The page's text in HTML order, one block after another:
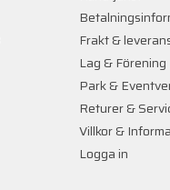
Frakt &
Lag & Förening
Park &
Returer &
Villkor &
Logga in